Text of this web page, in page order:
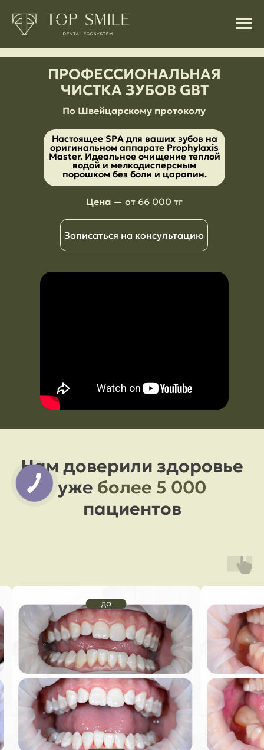
ПРОФЕССИОНАЛЬНАЯ
ЧИСТКА ЗУБОВ GBT
Настоящее SPA для ваших зубов на
оригинальном аппарате Prophylaxis
Master. Идеальное очищение теплой
водой и мелкодисперсным
порошком без боли и царапин.
Цена — от 66 000 тг
По Швейцарскому протоколу
Записаться на консультацию
Нам доверили здоровье
уже более 5 000
пациентов